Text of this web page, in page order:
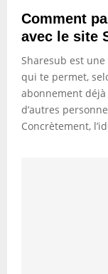
Comment
avec le site
Sharesub est
qui te permet,
abonnement
d’autres
Concrètement,